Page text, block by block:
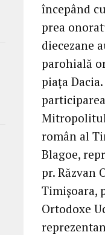
începând
prea
diecezane
parohială
piața
Mitropolitul
român al
Blagoe,
pr. Răzvan
Timișoara,
Ortodoxe